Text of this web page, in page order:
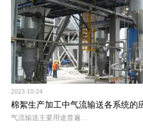
2023-10-24
棉絮生产加工中气流输送各系统的
气流输送主要用途普遍...